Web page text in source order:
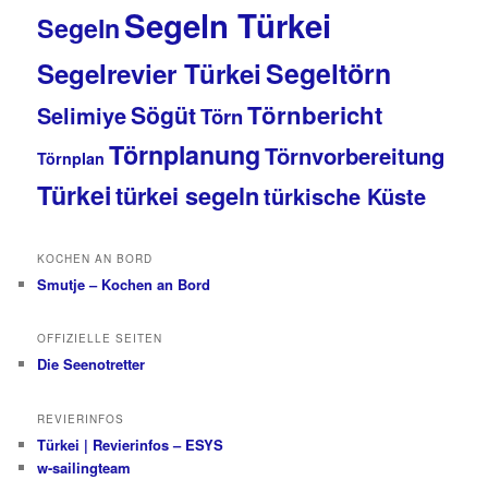
SegelnSegeln Türkei
Segelrevier TürkeiSegeltörn
SelimiyeSögütTörnTörnbericht
Törnplan TörnplanungTörnvorbereitung
Türkeitürkei segelntürkische Küste
KOCHEN AN BORD
Smutje – Kochen an Bord
OFFIZIELLE SEITEN
Die Seenotretter
REVIERINFOS
Türkei | Revierinfos – ESYS
w-sailingteam